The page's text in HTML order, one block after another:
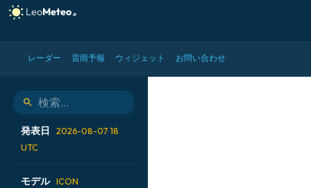
レーダー 雷雨予報 ウィジェット お問い合わせ
ICON モデル - 世界,
発表日
2026-08-07 18
UTC
2026-08-07 00 UTC
モデル ICON